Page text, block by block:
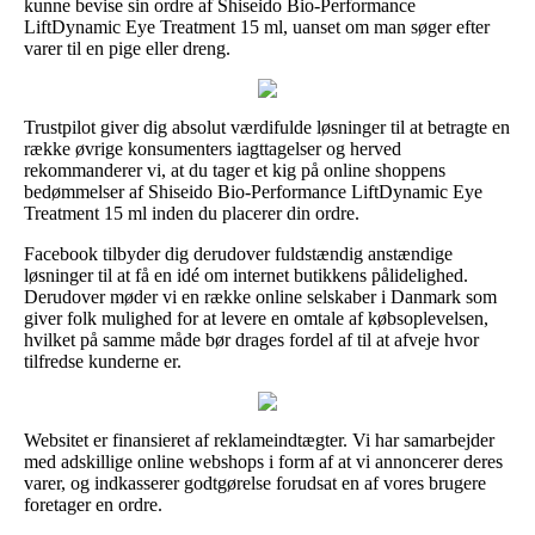
kunne bevise sin ordre af Shiseido Bio-Performance
LiftDynamic Eye Treatment 15 ml, uanset om man søger efter
varer til en pige eller dreng.
Trustpilot giver dig absolut værdifulde løsninger til at betragte en
række øvrige konsumenters iagttagelser og herved
rekommanderer vi, at du tager et kig på online shoppens
bedømmelser af Shiseido Bio-Performance LiftDynamic Eye
Treatment 15 ml inden du placerer din ordre.
Facebook tilbyder dig derudover fuldstændig anstændige
løsninger til at få en idé om internet butikkens pålidelighed.
Derudover møder vi en række online selskaber i Danmark som
giver folk mulighed for at levere en omtale af købsoplevelsen,
hvilket på samme måde bør drages fordel af til at afveje hvor
tilfredse kunderne er.
Websitet er finansieret af reklameindtægter. Vi har samarbejder
med adskillige online webshops i form af at vi annoncerer deres
varer, og indkasserer godtgørelse forudsat en af vores brugere
foretager en ordre.